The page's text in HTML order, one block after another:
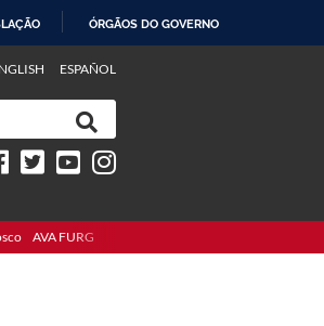
ÓRGÃOS DO GOVERNO
ESPAÑOL
AVA FURG